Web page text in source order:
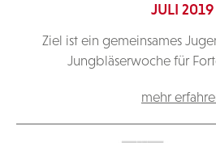
JULI 2019
Ziel ist ein gemeinsames
Jungbläserwoche für
mehr